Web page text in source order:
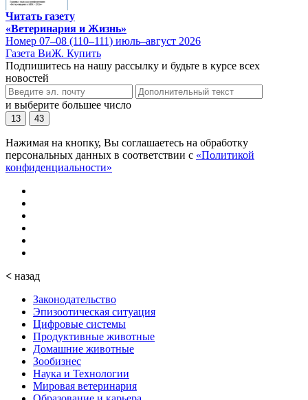
Читать газету
«Ветеринария и Жизнь»
Номер 07–08 (110–111) июль–август 2026
Газета ВиЖ. Купить
Подпишитесь на нашу рассылку и будьте в курсе всех
новостей
и выберите большее число
13 43
Нажимая на кнопку, Вы соглашаетесь на обработку
персональных данных в соответствии с «Политикой
конфиденциальности»
< назад
Законодательство
Эпизоотическая ситуация
Цифровые системы
Продуктивные животные
Домашние животные
Зообизнес
Наука и Технологии
Мировая ветеринария